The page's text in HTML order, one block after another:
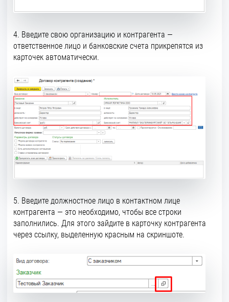
4. Введите свою организацию и контрагента —
ответственное лицо и банковские счета прикрепятся из
карточек автоматически.
5. Введите должностное лицо в контактном лице
контрагента — это необходимо, чтобы все строки
заполнились. Для этого зайдите в карточку контрагента
через ссылку, выделенную красным на скриншоте.